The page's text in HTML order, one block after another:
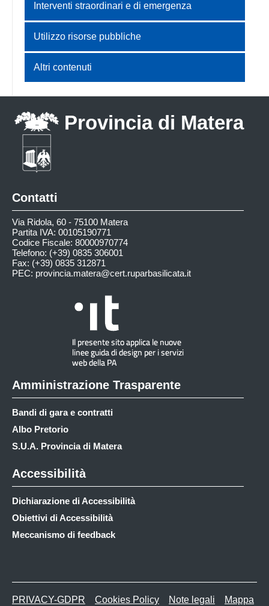
Interventi straordinari e di emergenza
Utilizzo risorse pubbliche
Altri contenuti
Provincia di Matera
Contatti
Via Ridola, 60 - 75100 Matera
Partita IVA: 00105190771
Codice Fiscale: 80000970774
Telefono: (+39) 0835 306001
Fax: (+39) 0835 312871
PEC: provincia.matera@cert.ruparbasilicata.it
Amministrazione Trasparente
Bandi di gara e contratti
Albo Pretorio
S.U.A. Provincia di Matera
Accessibilità
Dichiarazione di Accessibilità
Obiettivi di Accessibilità
Meccanismo di feedback
PRIVACY-GDPR Cookies Policy Note legali
Mappa